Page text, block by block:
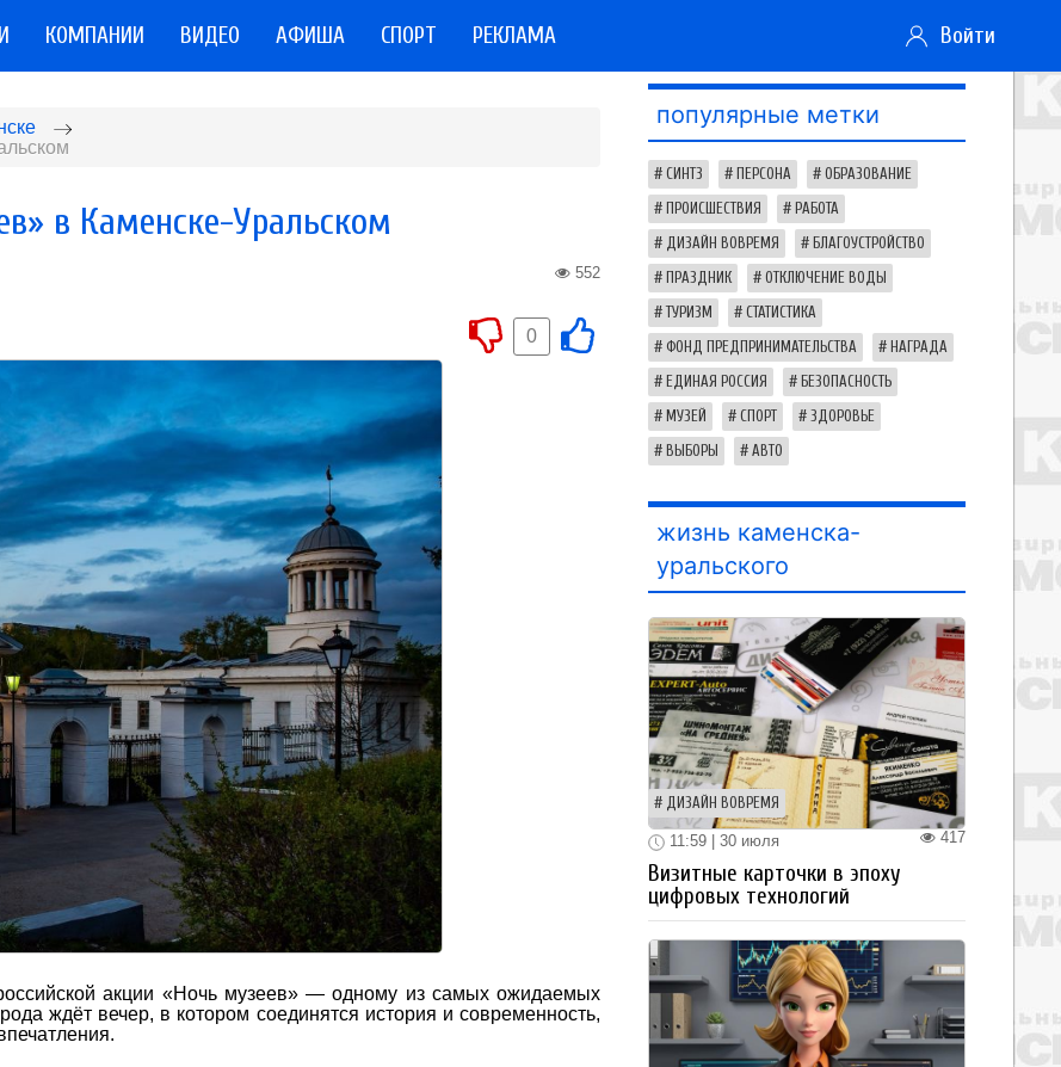
КОМПАНИИ ВИДЕО АФИША СПОРТ РЕКЛАМА Войти
в Каменске-Уральском
552
0
акции «Ночь музеев» — одному из самых ожидаемых
ждёт вечер, в котором соединятся история и современность,
популярные метки
СИНТЗ ПЕРСОНА ОБРАЗОВАНИЕ
ПРОИСШЕСТВИЯ РАБОТА
ДИЗАЙН ВОВРЕМЯ БЛАГОУСТРОЙСТВО
ПРАЗДНИК ОТКЛЮЧЕНИЕ ВОДЫ
ТУРИЗМ СТАТИСТИКА
ФОНД ПРЕДПРИНИМАТЕЛЬСТВА НАГРАДА
ЕДИНАЯ РОССИЯ БЕЗОПАСНОСТЬ
МУЗЕЙ СПОРТ ЗДОРОВЬЕ
ВЫБОРЫ АВТО
жизнь каменска-
уральского
ДИЗАЙН ВОВРЕМЯ
417
11:59 | 30 июля
Визитные карточки в эпоху
цифровых технологий